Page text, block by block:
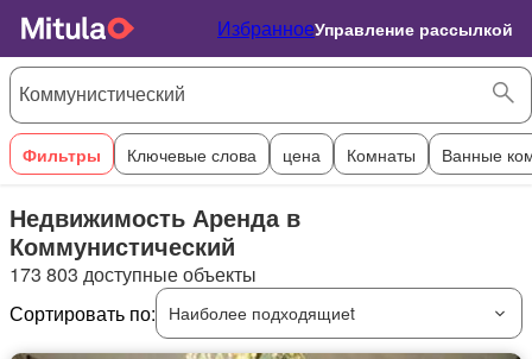
ИзбранноеУправление рассылкой
Фильтры Ключевые слова цена Комнаты Ванные
Недвижимость Аренда в
Коммунистический
173 803 доступные объекты
Сортировать по:
Наиболее подходящиеt